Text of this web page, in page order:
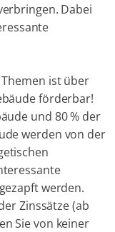
Dabei
ist über
förderbar!
und 80 % der
werden von der
werden.
Zinssätze (ab
Sie von keiner